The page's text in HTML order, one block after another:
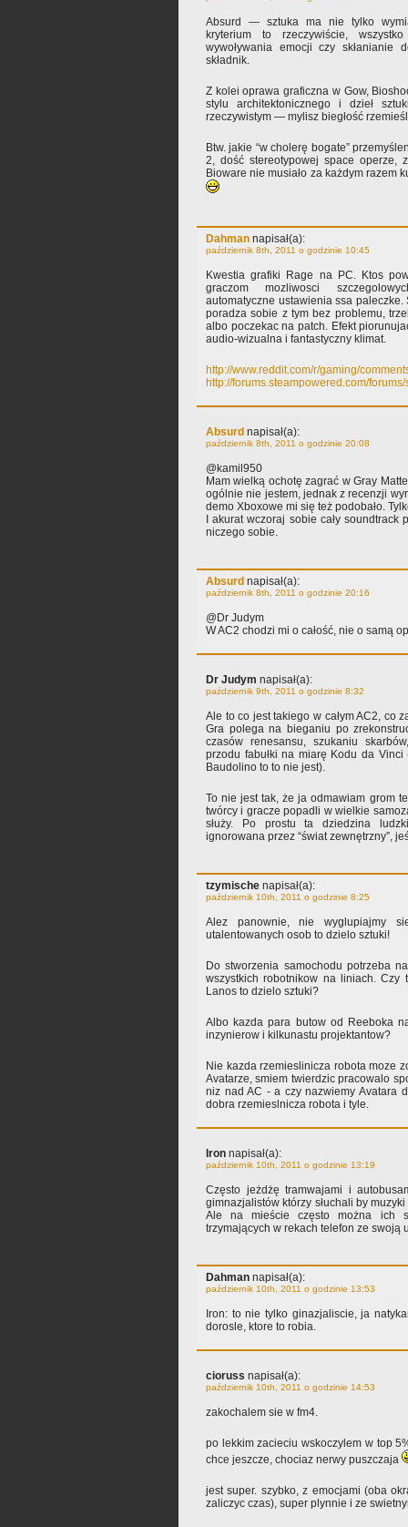
Absurd — sztuka ma nie tylko
kryterium to rzeczywiście,
wywoływania emocji czy skłanianie
składnik.
Z kolei oprawa graficzna w Gow,
stylu architektonicznego i dzieł
rzeczywistym — mylisz biegłość
Btw. jakie “w cholerę bogate”
2, dość stereotypowej space operze,
Bioware nie musiało za każdym razem
Dahman napisał(a):
październik 8th, 2011 o godzinie 10:45
Kwestia grafiki Rage na PC. Ktos
graczom mozliwosci
automatyczne ustawienia ssa
poradza sobie z tym bez problemu,
albo poczekac na patch. Efekt
audio-wizualna i fantastyczny klimat.
http://www.reddit.com/r/gaming/
http://forums.steampowered.com/
Absurd napisał(a):
październik 8th, 2011 o godzinie 20:08
@kamil950
Mam wielką ochotę zagrać w Gray
ogólnie nie jestem, jednak z recenzji
demo Xboxowe mi się też podobało.
I akurat wczoraj sobie cały soundtrack
niczego sobie.
Absurd napisał(a):
październik 8th, 2011 o godzinie 20:16
@Dr Judym
W AC2 chodzi mi o całość, nie o samą
Dr Judym napisał(a):
październik 9th, 2011 o godzinie 8:32
Ale to co jest takiego w całym AC2, co
Gra polega na bieganiu po
czasów renesansu, szukaniu
przodu fabułki na miarę Kodu da
Baudolino to to nie jest).
To nie jest tak, że ja odmawiam grom
twórcy i gracze popadli w wielkie
służy. Po prostu ta dziedzina
ignorowana przez “świat zewnętrzny”,
tzymische napisał(a):
październik 10th, 2011 o godzinie 8:25
Alez panownie, nie wyglupiajmy
utalentowanych osob to dzielo sztuki!
Do stworzenia samochodu potrzeba
wszystkich robotnikow na liniach. Czy
Lanos to dzielo sztuki?
Albo kazda para butow od Reeboka
inzynierow i kilkunastu projektantow?
Nie kazda rzemieslinicza robota moze
Avatarze, smiem twierdzic pracowalo
niz nad AC - a czy nazwiemy Avatara
dobra rzemieslnicza robota i tyle.
Iron napisał(a):
październik 10th, 2011 o godzinie 13:19
Często jeżdżę tramwajami i
gimnazjalistów którzy słuchali by
Ale na mieście często można ich
trzymających w rekach telefon ze swoją
Dahman napisał(a):
październik 10th, 2011 o godzinie 13:53
Iron: to nie tylko ginazjaliscie, ja
dorosle, ktore to robia.
cioruss napisał(a):
październik 10th, 2011 o godzinie 14:53
zakochalem sie w fm4.
po lekkim zacieciu wskoczylem w top
chce jeszcze, chociaz nerwy puszczaja
jest super. szybko, z emocjami (oba
zaliczyc czas), super plynnie i ze